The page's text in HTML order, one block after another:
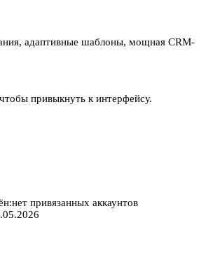
адаптивные шаблоны, мощная CRM-
привыкнуть к интерфейсу.
нет привязанных аккаунтов